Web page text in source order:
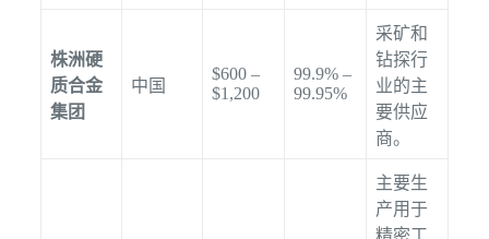
株洲硬
质合金
集团
中国
$600 –
$1,200
99.9% –
99.95%
采矿和
钻探行
业的主
要供应
商。
主要生
产用于
精密工